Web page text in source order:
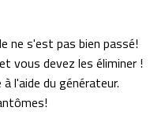
ne s'est pas bien passé!
vous devez les éliminer !
l'aide du générateur.